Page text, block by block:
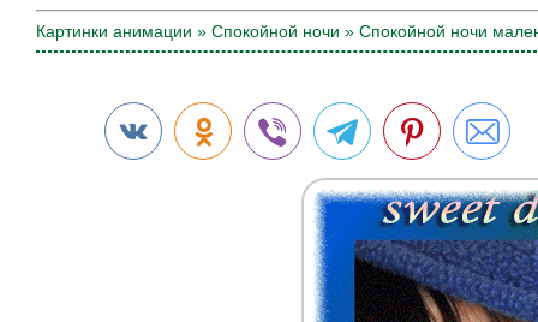
Картинки анимации » Спокойной ночи » Спокойной ночи